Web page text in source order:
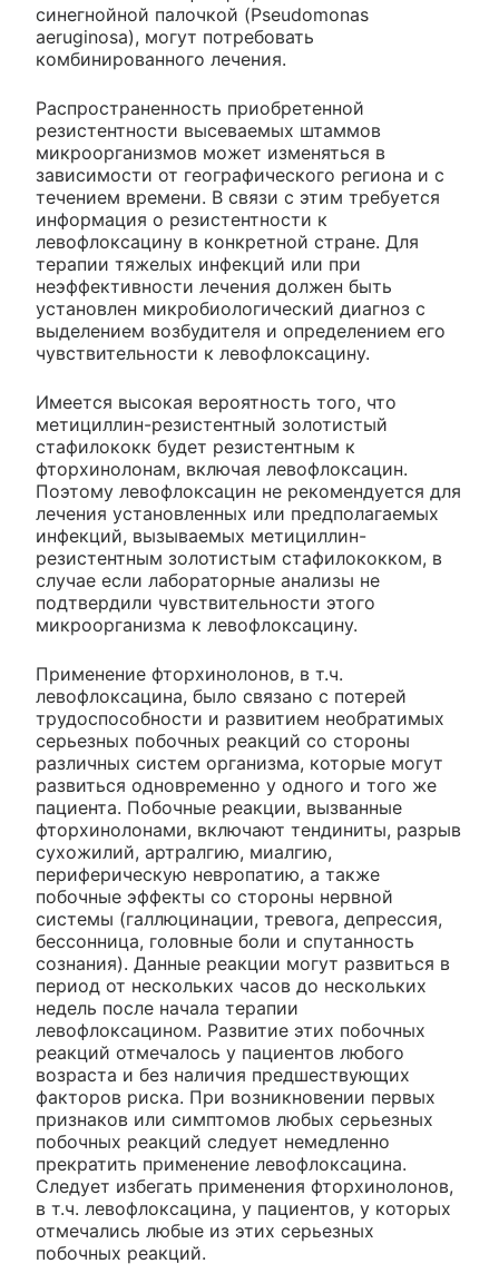
синегнойной палочкой (Pseudomonas
aeruginosa), могут потребовать
комбинированного лечения.
Распространенность приобретенной
резистентности высеваемых штаммов
микроорганизмов может изменяться в
зависимости от географического региона и с
течением времени. В связи с этим требуется
информация о резистентности к
левофлоксацину в конкретной стране. Для
терапии тяжелых инфекций или при
неэффективности лечения должен быть
установлен микробиологический диагноз с
выделением возбудителя и определением его
чувствительности к левофлоксацину.
Имеется высокая вероятность того, что
метициллин-резистентный золотистый
стафилококк будет резистентным к
фторхинолонам, включая левофлоксацин.
Поэтому левофлоксацин не рекомендуется для
лечения установленных или предполагаемых
инфекций, вызываемых метициллин-
резистентным золотистым стафилококком, в
случае если лабораторные анализы не
подтвердили чувствительности этого
микроорганизма к левофлоксацину.
Применение фторхинолонов, в т.ч.
левофлоксацина, было связано с потерей
трудоспособности и развитием необратимых
серьезных побочных реакций со стороны
различных систем организма, которые могут
развиться одновременно у одного и того же
пациента. Побочные реакции, вызванные
фторхинолонами, включают тендиниты, разрыв
сухожилий, артралгию, миалгию,
периферическую невропатию, а также
побочные эффекты со стороны нервной
системы (галлюцинации, тревога, депрессия,
бессонница, головные боли и спутанность
сознания). Данные реакции могут развиться в
период от нескольких часов до нескольких
недель после начала терапии
левофлоксацином. Развитие этих побочных
реакций отмечалось у пациентов любого
возраста и без наличия предшествующих
факторов риска. При возникновении первых
признаков или симптомов любых серьезных
побочных реакций следует немедленно
прекратить применение левофлоксацина.
Следует избегать применения фторхинолонов,
в т.ч. левофлоксацина, у пациентов, у которых
отмечались любые из этих серьезных
побочных реакций.